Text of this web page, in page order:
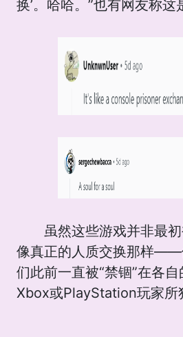
换’。哈哈。”也有网友称这
虽然这些游戏并非最
像真正的人质交换那样——
们此前一直被“禁锢”在各
Xbox或PlayStation玩家所